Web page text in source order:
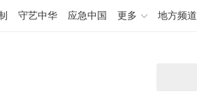
守艺中华 应急中国 更多 地方频道